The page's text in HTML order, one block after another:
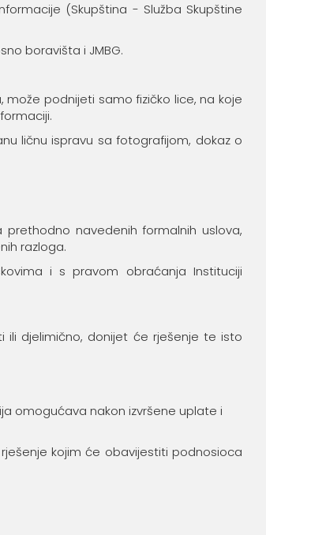
(Skupština - Služba Skupštine
boravišta i JMBG.
podnijeti samo fizičko lice, na koje
ličnu ispravu sa fotografijom, dokaz o
navedenih formalnih uslova,
razloga.
i s pravom obraćanja Instituciji
ili djelimično, donijet će rješenje te isto
omogućava nakon izvršene uplate i
kojim će obavijestiti podnosioca